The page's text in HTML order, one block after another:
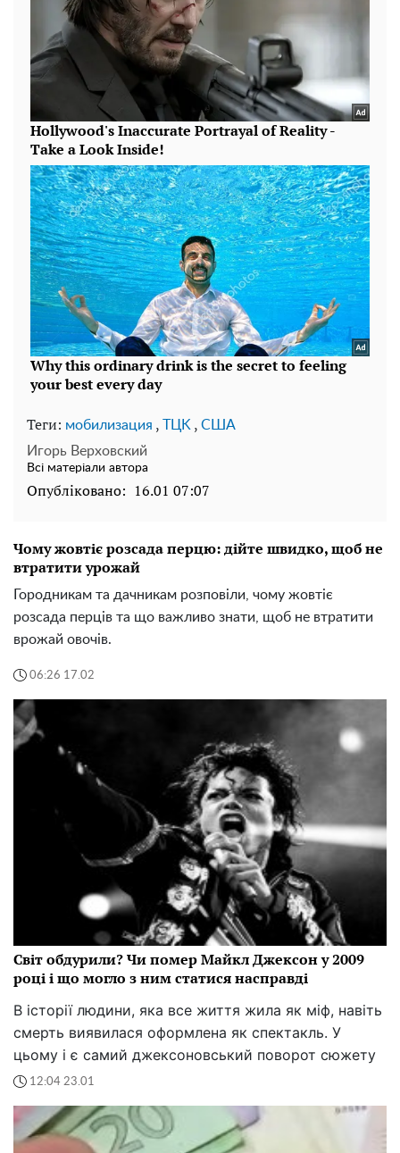
Теги: мобилизация , TЦK , США
Игорь Верховский
Всі матеріали автора
Опубліковано: 16.01 07:07
Чому жовтіє розсада перцю: дійте швидко, щоб не
втратити урожай
Городникам та дачникам розповіли, чому жовтіє
розсада перців та що важливо знати, щоб не втратити
врожай овочів.
06:26 17.02
Світ обдурили? Чи помер Майкл Джексон у 2009
році і що могло з ним статися насправді
В історії людини, яка все життя жила як міф, навіть
смерть виявилася оформлена як спектакль. У
цьому і є самий джексоновський поворот сюжету
12:04 23.01